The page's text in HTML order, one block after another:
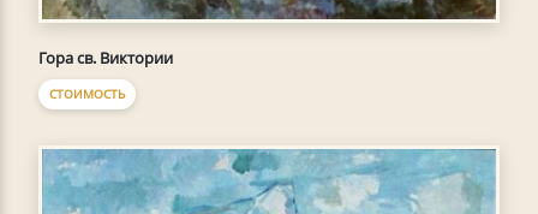
Гора св. Виктории
СТОИМОСТЬ